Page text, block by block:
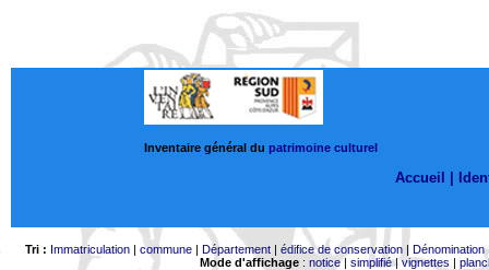
Inventaire général du patrimoine culturel
Accueil |
Tri : Immatriculation| commune| Département| édifice de conservation| Dénomination
Mode d'affichage: notice| simplifié|vignettes |